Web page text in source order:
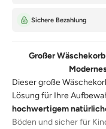
Sichere Bezahlung
Großer
Dieser große
Lösung für Ihre
hochwertigem
Böden und sicher für